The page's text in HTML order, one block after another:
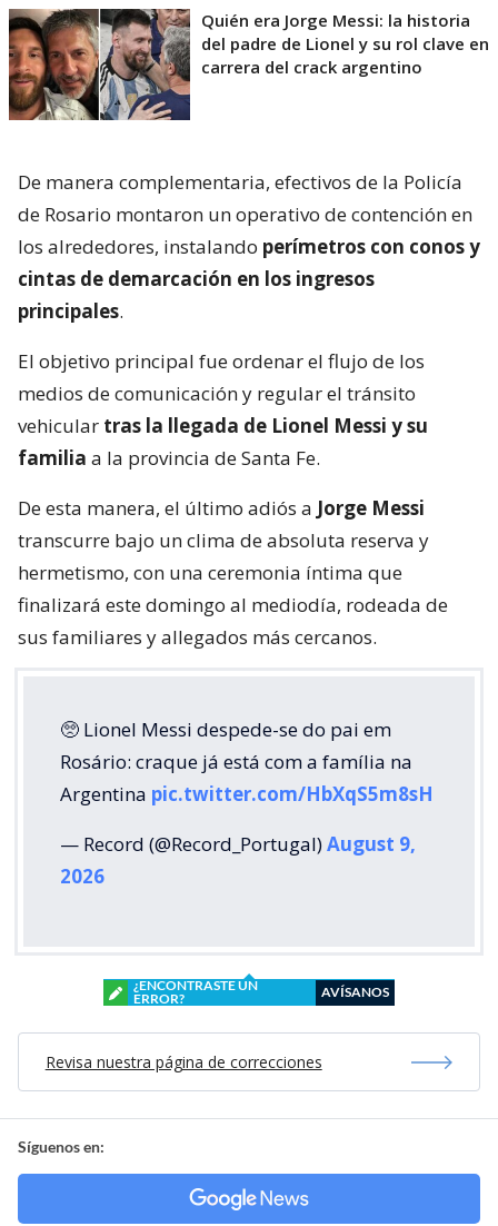
Quién era Jorge Messi: la historia
del padre de Lionel y su rol clave en
carrera del crack argentino
De manera complementaria, efectivos de la Policía
de Rosario montaron un operativo de contención en
los alrededores, instalando perímetros con conos y
cintas de demarcación en los ingresos
principales.
El objetivo principal fue ordenar el flujo de los
medios de comunicación y regular el tránsito
vehicular tras la llegada de Lionel Messi y su
familia a la provincia de Santa Fe.
De esta manera, el último adiós a Jorge Messi
transcurre bajo un clima de absoluta reserva y
hermetismo, con una ceremonia íntima que
finalizará este domingo al mediodía, rodeada de
sus familiares y allegados más cercanos.
🥺 Lionel Messi despede-se do pai em
Rosário: craque já está com a família na
Argentina pic.twitter.com/HbXqS5m8sH
— Record (@Record_Portugal)August 9,
2026
¿ENCONTRASTE UN
ERROR?
AVÍSANOS
Revisa nuestra página de correcciones
Síguenos en: